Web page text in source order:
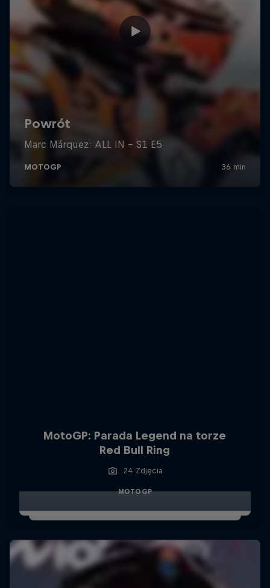
MotoGP: Parada Legend na torze
Red Bull Ring
24 Zdjęcia
MOTOGP